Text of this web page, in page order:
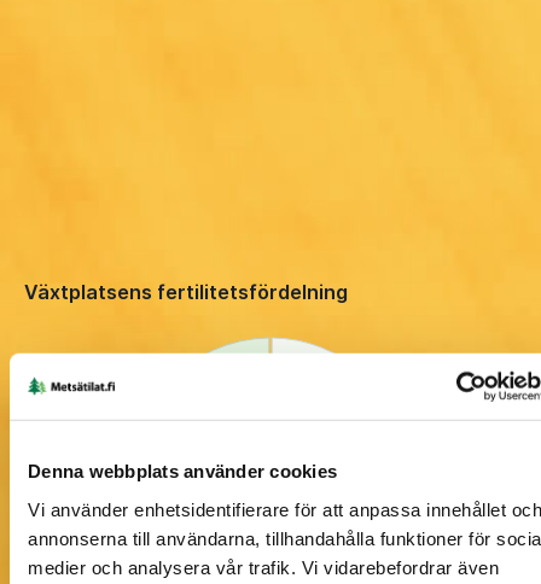
Denna webbplats använder cookies
Vi använder enhetsidentifierare för att anpassa innehållet och
annonserna till användarna, tillhandahålla funktioner för
medier och analysera vår trafik. Vi vidarebefordrar även
Växtplatsens fertilitetsfördelning